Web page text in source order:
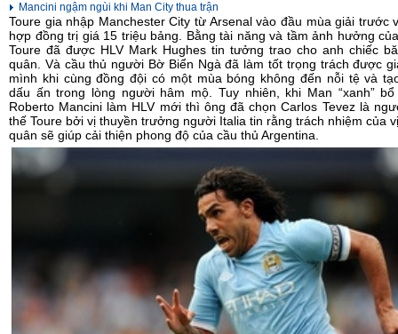
Mancini ngậm ngùi khi Man City thua trận
Toure gia nhập Manchester City từ Arsenal vào đầu mùa giải trước
hợp đồng trị giá 15 triệu bảng. Bằng tài năng và tầm ảnh hưởng
Toure đã được HLV Mark Hughes tin tưởng trao cho anh chiếc
quân. Và cầu thủ người Bờ Biển Ngà đã làm tốt trọng trách được
mình khi cùng đồng đội có một mùa bóng không đến nỗi tệ và
dấu ấn trong lòng người hâm mộ. Tuy nhiên, khi Man “xanh” bổ
Roberto Mancini làm HLV mới thì ông đã chọn Carlos Tevez là
thế Toure bởi vị thuyền trưởng người Italia tin rằng trách nhiệm của
quân sẽ giúp cải thiện phong độ của cầu thủ Argentina.